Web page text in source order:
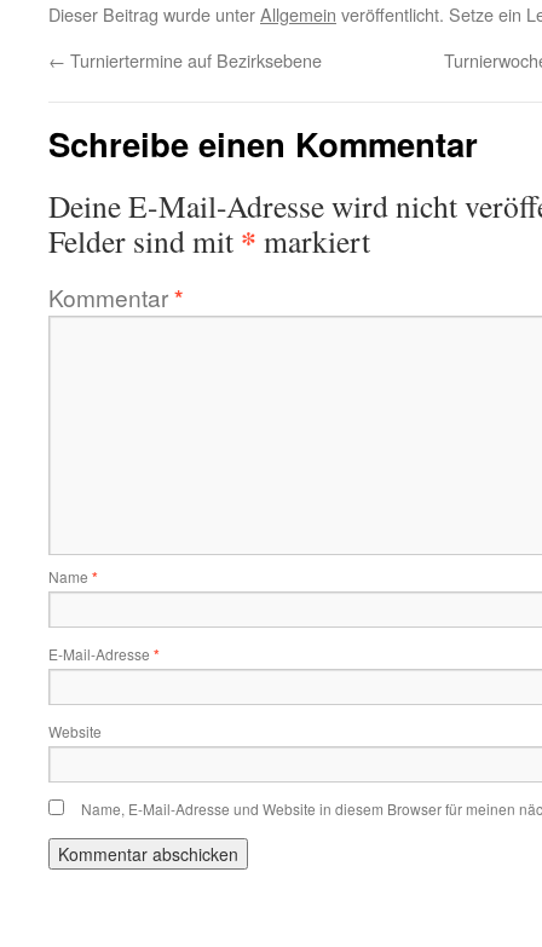
Dieser Beitrag wurde unterAllgemein veröffentlicht. Setze ein
← Turniertermine auf Bezirksebene
Schreibe einen Kommentar
Deine E-Mail-Adresse wird nicht
Felder sind mit * markiert
Kommentar*
Name *
E-Mail-Adresse *
Website
Name, E-Mail-Adresse und Website in diesem Browser für meinen